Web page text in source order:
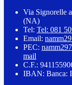
Via Signorelle
(NA)
Tel: Tel: 081
Email:
PEC:
mail
C.F.:
IBAN: Banca: